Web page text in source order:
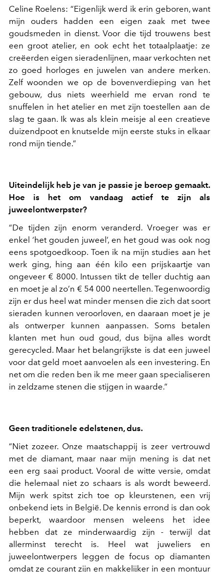
Celine Roelens: “Eigenlijk werd ik erin geboren, want
mijn ouders hadden een eigen zaak met twee
goudsmeden in dienst. Voor die tijd trouwens best
een groot atelier, en ook echt het totaalplaatje: ze
creëerden eigen sieradenlijnen, maar verkochten net
zo goed horloges en juwelen van andere merken.
Zelf woonden we op de bovenverdieping van het
gebouw, dus niets weerhield me ervan rond te
snuffelen in het atelier en met zijn toestellen aan de
slag te gaan. Ik was als klein meisje al een creatieve
duizendpoot en knutselde mijn eerste stuks in elkaar
rond mijn tiende.”
Uiteindelijk heb je van je passie je beroep gemaakt.
Hoe is het om vandaag actief te zijn als
juweelontwerpster?
“De tijden zijn enorm veranderd. Vroeger was er
enkel ‘het gouden juweel’, en het goud was ook nog
eens spotgoedkoop. Toen ik na mijn studies aan het
werk ging, hing aan één kilo een prijskaartje van
ongeveer € 8000. Intussen tikt de teller duchtig aan
en moet je al zo’n € 54 000 neertellen. Tegenwoordig
zijn er dus heel wat minder mensen die zich dat soort
sieraden kunnen veroorloven, en daaraan moet je je
als ontwerper kunnen aanpassen. Soms betalen
klanten met hun oud goud, dus bijna alles wordt
gerecycled. Maar het belangrijkste is dat een juweel
voor dat geld moet aanvoelen als een investering. En
net om die reden ben ik me meer gaan specialiseren
in zeldzame stenen die stijgen in waarde.”
Geen traditionele edelstenen, dus.
“Niet zozeer. Onze maatschappij is zeer vertrouwd
met de diamant, maar naar mijn mening is dat net
een erg saai product. Vooral de witte versie, omdat
die helemaal niet zo schaars is als wordt beweerd.
Mijn werk spitst zich toe op kleurstenen, een vrij
onbekend iets in België. De kennis errond is dan ook
beperkt, waardoor mensen weleens het idee
hebben dat ze minderwaardig zijn - terwijl dat
allerminst terecht is. Heel wat juweliers en
juweelontwerpers leggen de focus op diamanten
omdat ze courant zijn en makkelijker in een montuur